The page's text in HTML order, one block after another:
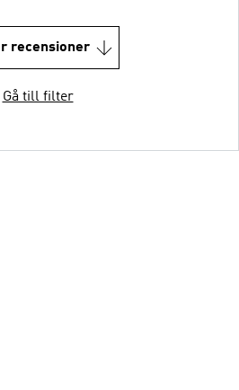
recensioner
Gå till filter